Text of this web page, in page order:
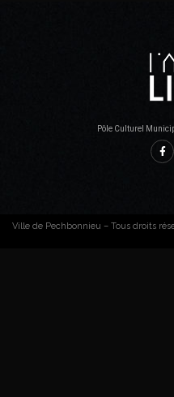
Pôle Culturel
Ville de Pechbonnieu – Tous droits